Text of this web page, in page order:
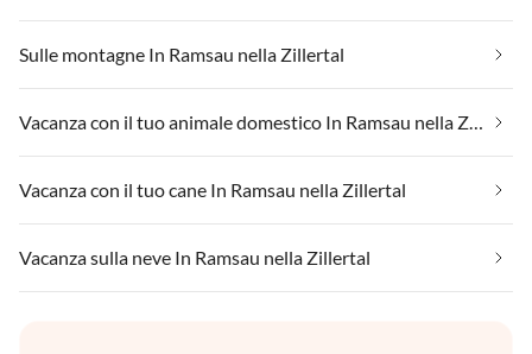
Sulle montagne In Ramsau nella Zillertal
Vacanza con il tuo animale domestico In Ramsau nella Zillertal
Vacanza con il tuo cane In Ramsau nella Zillertal
Vacanza sulla neve In Ramsau nella Zillertal